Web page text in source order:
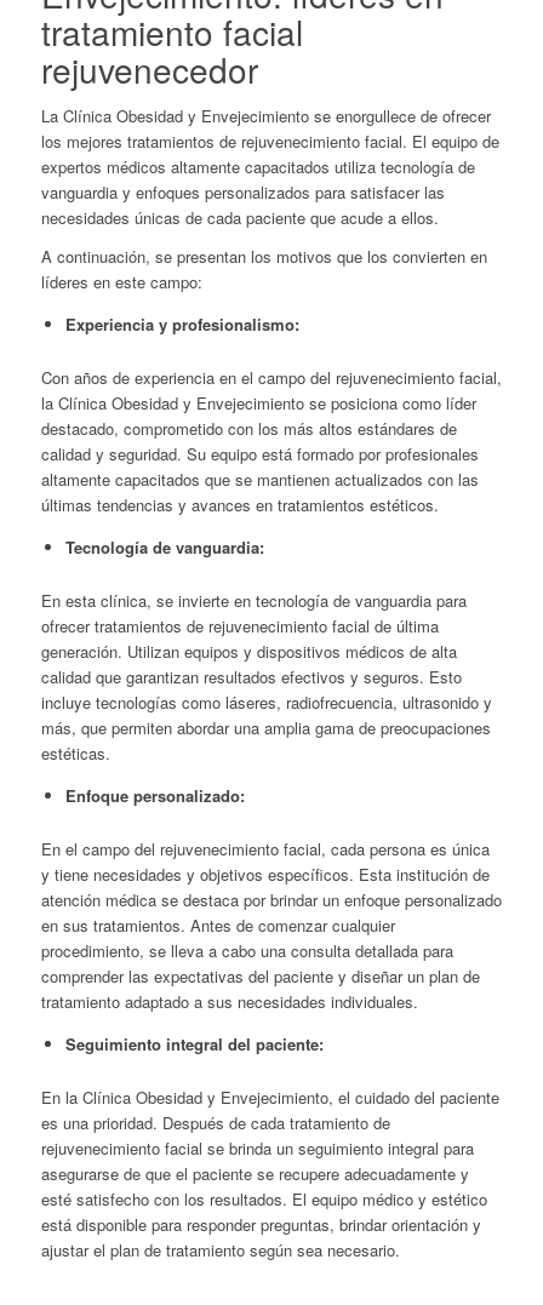
tratamiento facial
rejuvenecedor
La Clínica Obesidad y Envejecimiento se enorgullece de ofrecer
los mejores tratamientos de rejuvenecimiento facial. El equipo de
expertos médicos altamente capacitados utiliza tecnología de
vanguardia y enfoques personalizados para satisfacer las
necesidades únicas de cada paciente que acude a ellos.
A continuación, se presentan los motivos que los convierten en
líderes en este campo:
Experiencia y profesionalismo:
Con años de experiencia en el campo del rejuvenecimiento facial,
la Clínica Obesidad y Envejecimiento se posiciona como líder
destacado, comprometido con los más altos estándares de
calidad y seguridad. Su equipo está formado por profesionales
altamente capacitados que se mantienen actualizados con las
últimas tendencias y avances en tratamientos estéticos.
Tecnología de vanguardia:
En esta clínica, se invierte en tecnología de vanguardia para
ofrecer tratamientos de rejuvenecimiento facial de última
generación. Utilizan equipos y dispositivos médicos de alta
calidad que garantizan resultados efectivos y seguros. Esto
incluye tecnologías como láseres, radiofrecuencia, ultrasonido y
más, que permiten abordar una amplia gama de preocupaciones
estéticas.
Enfoque personalizado:
En el campo del rejuvenecimiento facial, cada persona es única
y tiene necesidades y objetivos específicos. Esta institución de
atención médica se destaca por brindar un enfoque personalizado
en sus tratamientos. Antes de comenzar cualquier
procedimiento, se lleva a cabo una consulta detallada para
comprender las expectativas del paciente y diseñar un plan de
tratamiento adaptado a sus necesidades individuales.
Seguimiento integral del paciente:
En la Clínica Obesidad y Envejecimiento, el cuidado del paciente
es una prioridad. Después de cada tratamiento de
rejuvenecimiento facial se brinda un seguimiento integral para
asegurarse de que el paciente se recupere adecuadamente y
esté satisfecho con los resultados. El equipo médico y estético
está disponible para responder preguntas, brindar orientación y
ajustar el plan de tratamiento según sea necesario.